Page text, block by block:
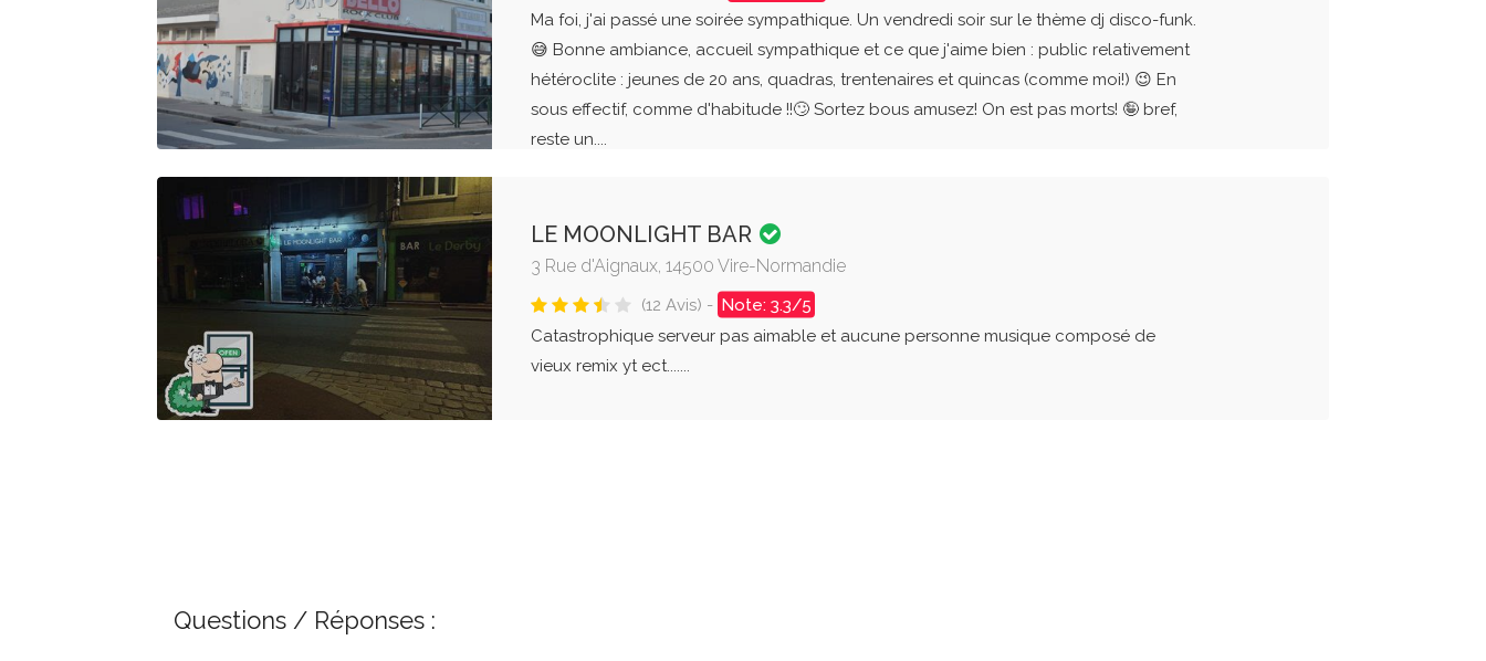
Ma foi, j'ai passé une soirée sympathique. Un vendredi soir sur le thème dj disco-funk.
😅 Bonne ambiance, accueil sympathique et ce que j'aime bien : public relativement
hétéroclite : jeunes de 20 ans, quadras, trentenaires et quincas (comme moi!) 😉 En
sous effectif, comme d'habitude !!🙄 Sortez bous amusez! On est pas morts! 🤪 bref,
reste un....
LE MOONLIGHT BAR
3 Rue d'Aignaux, 14500 Vire-Normandie
(12 Avis) - Note: 3.3/5
Catastrophique serveur pas aimable et aucune personne musique composé de
vieux remix yt ect.......
Questions / Réponses :